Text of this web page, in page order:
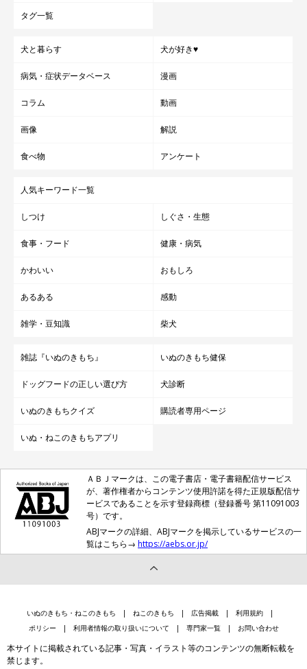
タグ一覧
犬と暮らす 犬が好き♥
病気・症状データベース 漫画
コラム 動画
画像 解説
食べ物 アンケート
人気キーワード一覧
しつけ しぐさ・生態
食事・フード 健康・病気
かわいい おもしろ
あるある 感動
雑学・豆知識 柴犬
雑誌『いぬのきもち』 いぬのきもち健保
ドッグフードの正しい選び方 犬診断
いぬのきもちクイズ 購読者専用ページ
いぬ・ねこのきもちアプリ
ＡＢＪマークは、この電子書店・電子書籍配信サービス
が、著作権者からコンテンツ使用許諾を得た正規版配信サ
ービスであることを示す登録商標（登録番号 第11091003
号）です。
ABJマークの詳細、ABJマークを掲示しているサービスの一
覧はこちら→ https://aebs.or.jp/
いぬのきもち・ねこのきもち ねこのきもち 広告掲載
利用規約
ポリシー
利用者情報の取り扱いについて 専門家一覧 お問い合わせ
本サイトに掲載されている記事・写真・イラスト等のコンテンツの無断転載を
禁じます。